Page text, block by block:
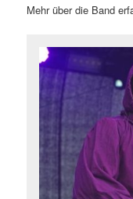
Mehr über die Band